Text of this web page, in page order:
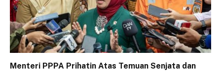
Menteri PPPA Prihatin Atas Temuan Senjata dan